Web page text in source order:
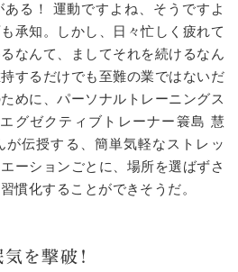
る！ 運動ですよね、そうですよ
承知。しかし、日々忙しく疲れて
なんて、ましてそれを続けるなん
するだけでも至難の業ではないだ
めに、パーソナルトレーニングス
グゼクティブトレーナー簑島 慧
が伝授する、簡単気軽なストレッ
ーションごとに、場所を選ばずさ
慣化することができそうだ。
を撃破！